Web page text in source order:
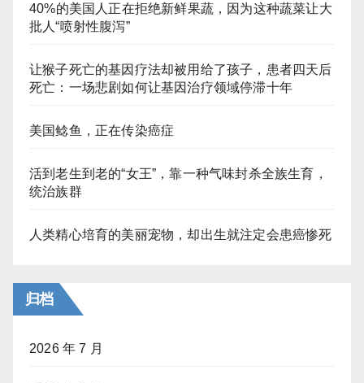
40%的美国人正在拒绝新鲜果蔬，因为这种蔬菜让大
批人“喷射性腹泻”
让猴子死亡的基因疗法却被用给了孩子，患者四天后
死亡：一场悲剧如何让基因治疗领域停滞十年
美国鲶鱼，正在传染癌症
活到老生到老的“女王”，靠一种气味封杀全族生育，
统治族群
人类精心培育的美丽宠物，却出生就注定会患癌惨死
归档
2026 年 7 月